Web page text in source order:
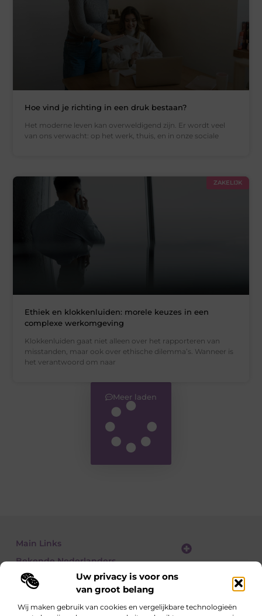
Uw privacy is voor ons
van groot belang
Wij maken gebruik van cookies en vergelijkbare technologieën
Hoe vind je richting in een druk bestaan?
Het moderne leven kan overweldigend zijn. Er wordt veel
van ons verwacht: op het werk, thuis, en in onze sociale
ZAKELIJK
Ethiek en klokkenluiden: morele keuzes in een
complexe werkomgeving
Klokkenluiden gaat niet alleen over het rapporteren van
misstanden, maar ook over ethische dilemma’s. Wanneer is
het verantwoord om naar
Meer laden
Main Links
Bekende Nederlanders